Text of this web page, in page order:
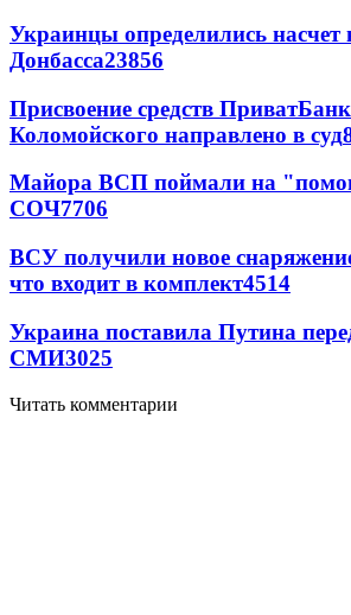
Украинцы определились насчет
Донбасса23856
Присвоение средств
Коломойского направлено в суд
Майора ВСП поймали на
СОЧ7706
ВСУ получили новое
что входит в комплект4514
Украина поставила Путина
СМИ3025
Читать комментарии